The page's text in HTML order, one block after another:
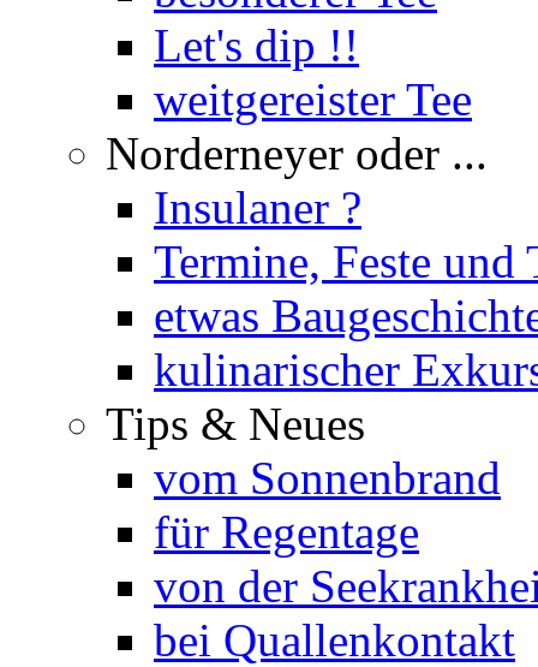
Let's dip !!
weitgereister Tee
Norderneyer oder ...
Insulaner ?
Termine, Feste und
etwas
kulinarischer
Tips & Neues
vom Sonnenbrand
für Regentage
von der
bei Quallenkontakt